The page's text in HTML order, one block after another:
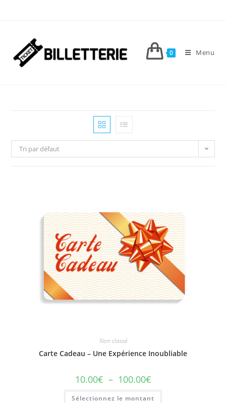
0 Menu
Tri par défaut
Non classé
Carte Cadeau – Une Expérience Inoubliable
10.00€ – 100.00€
Sélectionnez le montant